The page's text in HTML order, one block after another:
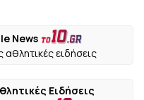
News
αθλητικές ειδήσεις
Ειδήσεις